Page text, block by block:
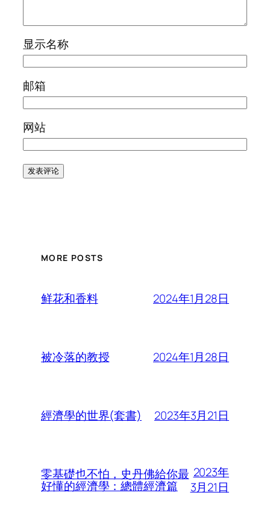
显示名称
邮箱
网站
MORE POSTS
鲜花和香料 2024年1月28日
被冷落的教授 2024年1月28日
經濟學的世界(套書) 2023年3月21日
零基礎也不怕，史丹佛給你最
好懂的經濟學：總體經濟篇
2023年
3月21日